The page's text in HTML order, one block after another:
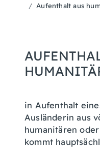
Aufenthalt aus
in Aufenthalt
Ausländerin aus
humanitären
kommt